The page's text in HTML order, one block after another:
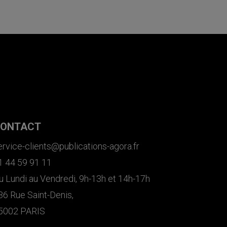
clients@publications-agora.fr
44 59 91 11
Lundi au Vendredi, 9h-13h et 14h-17h
Rue Saint-Denis,
PARIS